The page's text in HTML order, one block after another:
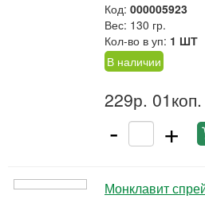
Код: 000005923
Вес: 130 гр.
Кол-во в уп: 1 ШТ
В наличии
229р. 01коп.
- +
Монклавит